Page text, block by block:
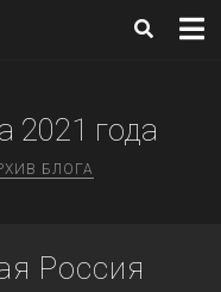
2021 года
БЛОГА
Россия